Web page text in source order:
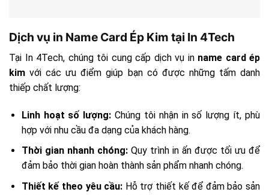
Dịch vụ in Name Card Ép Kim tại In 4Tech
Tại In 4Tech, chúng tôi cung cấp dịch vụ in name card ép
kim với các ưu điểm giúp bạn có được những tấm danh
thiếp chất lượng:
Linh hoạt số lượng: Chúng tôi nhận in số lượng ít, phù
hợp với nhu cầu đa dạng của khách hàng.
Thời gian nhanh chóng:Quy trình in ấn được tối ưu để
đảm bảo thời gian hoàn thành sản phẩm nhanh chóng.
Thiết kế theo yêu cầu: Hỗ trợ thiết kế để đảm bảo sản